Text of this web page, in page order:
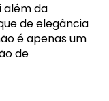
além da
de elegância
é apenas um
de